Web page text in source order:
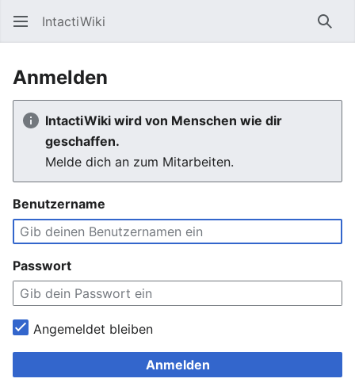
IntactiWiki
Anmelden
IntactiWiki wird von Menschen wie dir
geschaffen.
Melde dich an zum Mitarbeiten.
Benutzername
Passwort
Angemeldet bleiben
Anmelden